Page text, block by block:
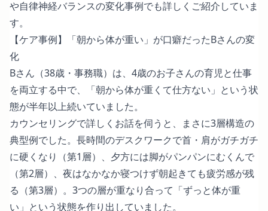
や自律神経バランスの変化事例でも詳しくご紹介していま
す。
【ケア事例】「朝から体が重い」が口癖だったBさんの変
化
Bさん（38歳・事務職）は、4歳のお子さんの育児と仕事
を両立する中で、「朝から体が重くて仕方ない」という状
態が半年以上続いていました。
カウンセリングで詳しくお話を伺うと、まさに3層構造の
典型例でした。長時間のデスクワークで首・肩がガチガチ
に硬くなり（第1層）、夕方には脚がパンパンにむくんで
（第2層）、夜はなかなか寝つけず朝起きても疲労感が残
る（第3層）。3つの層が重なり合って「ずっと体が重
い」という状態を作り出していました。